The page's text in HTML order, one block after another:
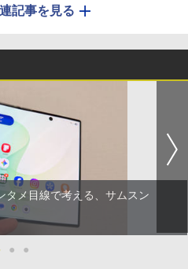
記事を見る
タメ目線で考える、サムスン
● ●